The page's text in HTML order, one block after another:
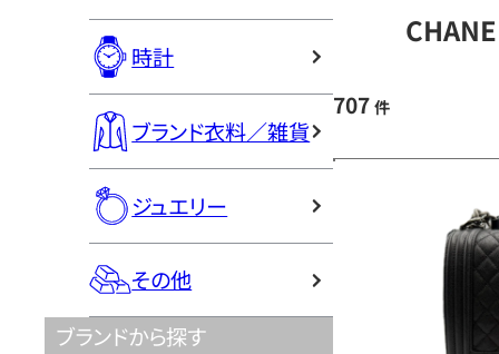
時計
ブランド衣料／雑貨
ジュエリー
その他
ブランドから探す
707 件